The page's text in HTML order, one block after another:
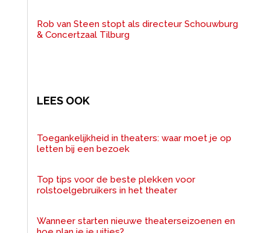
Rob van Steen stopt als directeur Schouwburg
& Concertzaal Tilburg
LEES OOK
Toegankelijkheid in theaters: waar moet je op
letten bij een bezoek
Top tips voor de beste plekken voor
rolstoelgebruikers in het theater
Wanneer starten nieuwe theaterseizoenen en